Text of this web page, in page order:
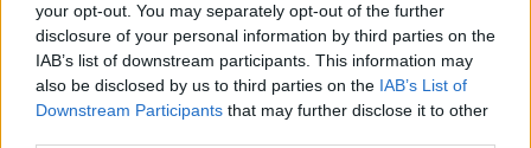
your opt-out. You may separately opt-out of the further
disclosure of your personal information by third parties on the
IAB’s list of downstream participants. This information may
also be disclosed by us to third parties on the IAB’s List of
Downstream Participants that may further disclose it to other